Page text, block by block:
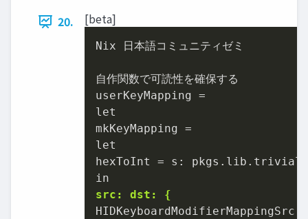
20. [beta]
Nix 日本語コミュニティゼミ
自作関数で可読性を確保する
userKeyMapping =
let
mkKeyMapping =
let
hexToInt = s:
src: dst: {